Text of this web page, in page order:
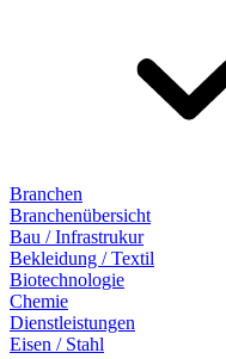
Branchen
Branchenübersicht
Bau / Infrastrukur
Bekleidung / Textil
Biotechnologie
Chemie
Dienstleistungen
Eisen / Stahl